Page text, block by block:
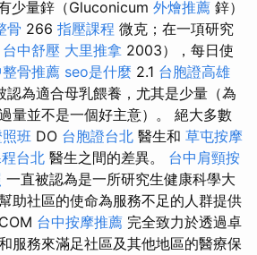
少量鋅（Gluconicum 外燴推薦 鋅）
骨 266 指壓課程 微克；在一項研究
台中舒壓 大里推拿 2003），每日使
骨推薦 seo是什麼 2.1 台胞證高雄
認為適合母乳餵養，尤其是少量（為
量並不是一個好主意）。 絕大多數
班 DO 台胞證台北 醫生和 草屯按摩
台北 醫生之間的差異。 台中肩頸按
一直被認為是一所研究生健康科學大
助社區的使命為服務不足的人群提供
台中按摩推薦 完全致力於透過卓
服務來滿足社區及其他地區的醫療保